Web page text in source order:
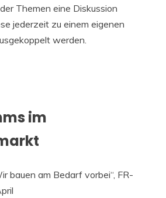
Themen eine Diskussion
jederzeit zu einem eigenen
werden.
im
bauen am Bedarf vorbei“, FR-